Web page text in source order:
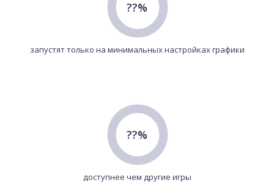
??%
запустят только на минимальных настройках графики
??%
доступнее чем другие игры